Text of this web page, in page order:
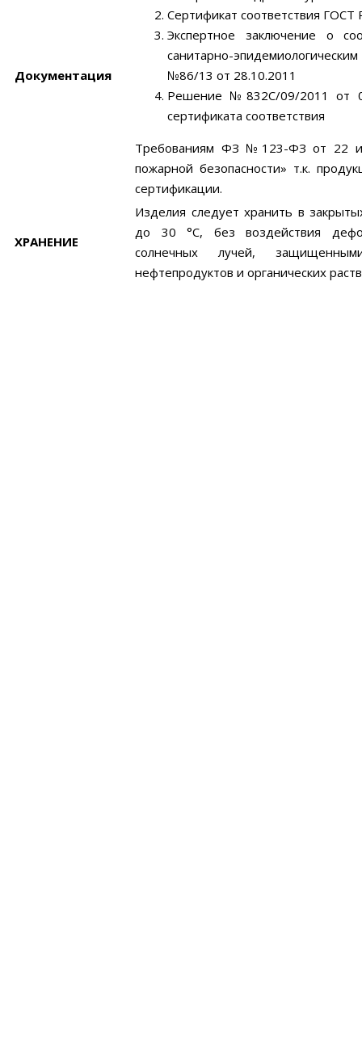
Документация
Сертификат соответствия
Экспертное заключение о
санитарно-
№86/13 от 28.10.2011
Решение №832С/09/2011 от
сертификата соответствия
Требованиям ФЗ №123-ФЗ от 22
пожарной безопасности» т.к.
сертификации.
ХРАНЕНИЕ
Изделия следует хранить в
до 30 °С, без воздействия
солнечных лучей,
нефтепродуктов и органических